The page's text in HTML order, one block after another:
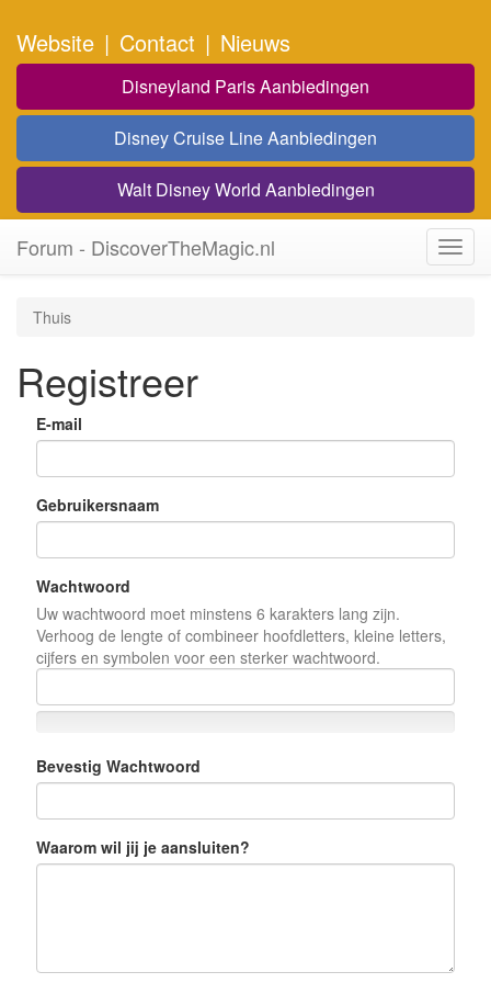
Website | Contact | Nieuws
Disneyland Paris Aanbiedingen
Disney Cruise Line Aanbiedingen
Walt Disney World Aanbiedingen
Forum - DiscoverTheMagic.nl
Thuis
Registreer
E-mail
Gebruikersnaam
Wachtwoord
Uw wachtwoord moet minstens 6 karakters lang zijn.
Verhoog de lengte of combineer hoofdletters, kleine letters,
cijfers en symbolen voor een sterker wachtwoord.
Bevestig Wachtwoord
Waarom wil jij je aansluiten?